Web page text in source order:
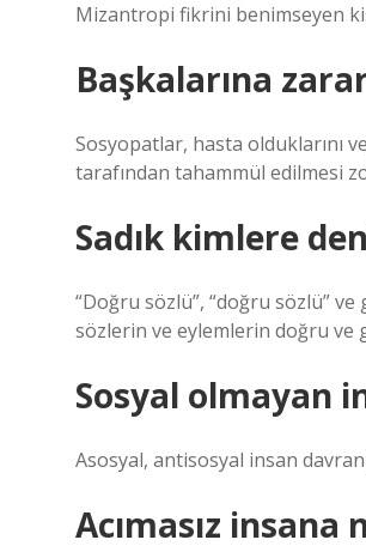
Mizantropi fikrini benimseyen
Başkalarına
Sosyopatlar, hasta olduklarını
tarafından tahammül edilmesi
Sadık kimlere
“Doğru sözlü”, “doğru sözlü”
sözlerin ve eylemlerin doğru ve
Sosyal olmayan
Asosyal, antisosyal insan
Acımasız insana